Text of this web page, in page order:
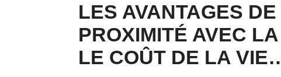
LES AVANTAGES
PROXIMITÉ AVEC
LE COÛT DE LA